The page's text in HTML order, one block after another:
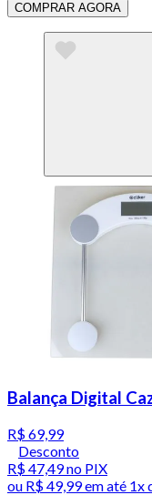
COMPRAR AGORA
Balança Digital
R$ 69,99
Desconto
R$ 47,49no PIX
ou R$ 49,99em até 1x